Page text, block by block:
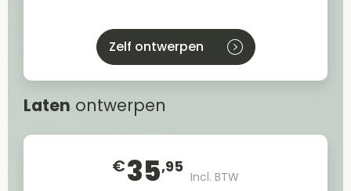
Zelf ontwerpen
Laten ontwerpen
€35,95
Incl. BTW